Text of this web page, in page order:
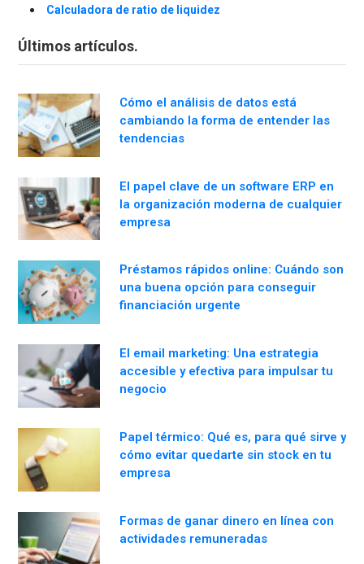
Calculadora de ratio de liquidez
Últimos artículos.
Cómo el análisis de datos está
cambiando la forma de entender las
tendencias
El papel clave de un software ERP en
la organización moderna de cualquier
empresa
Préstamos rápidos online: Cuándo son
una buena opción para conseguir
financiación urgente
El email marketing: Una estrategia
accesible y efectiva para impulsar tu
negocio
Papel térmico: Qué es, para qué sirve y
cómo evitar quedarte sin stock en tu
empresa
Formas de ganar dinero en línea con
actividades remuneradas